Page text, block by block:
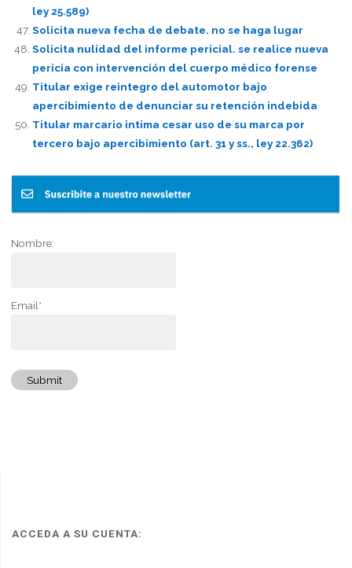
ley 25.589)
Solicita nueva fecha de debate. no se haga lugar
Solicita nulidad del informe pericial. se realice nueva
pericia con intervención del cuerpo médico forense
Titular exige reintegro del automotor bajo
apercibimiento de denunciar su retención indebida
Titular marcario intima cesar uso de su marca por
tercero bajo apercibimiento (art. 31 y ss., ley 22.362)
Nombre:
Email*
Submit
ACCEDA A SU CUENTA: